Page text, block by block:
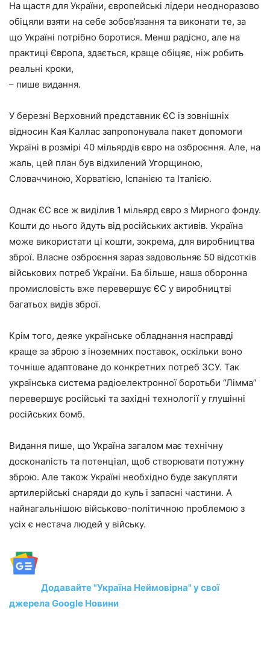
На щастя для України, європейські лідери неодноразово
обіцяли взяти на себе зобов’язання та виконати те, за
що Україні потрібно боротися. Менш радісно, ​​але на
практиці Європа, здається, краще обіцяє, ніж робить
реальні кроки,
– пише видання.
У березні Верховний представник ЄС із зовнішніх
відносин Кая Каллас запропонувала пакет допомоги
Україні в розмірі 40 мільярдів євро на озброєння. Але, на
жаль, цей план був відхилений Угорщиною,
Словаччиною, Хорватією, Іспанією та Італією.
Однак ЄС все ж виділив 1 мільярд євро з Мирного фонду.
Кошти до нього йдуть від російських активів. Україна
може використати ці кошти, зокрема, для виробництва
зброї. Власне озброєння зараз задовольняє 50 відсотків
військових потреб України. Ба більше, наша оборонна
промисловість вже перевершує ЄС у виробництві
багатьох видів зброї.
Крім того, деяке українське обладнання насправді
краще за зброю з іноземних поставок, оскільки воно
точніше адаптоване до конкретних потреб ЗСУ. Так
українська система радіоелектронної боротьби “Лімма”
перевершує російські та західні технології у глушінні
російських бомб.
Видання пише, що Україна загалом має технічну
досконалість та потенціал, щоб створювати потужну
зброю. Але також Україні необхідно буде закупляти
артилерійські снаряди до куль і запасні частини. А
найнагальнішою військово-політичною проблемою з
усіх є нестача людей у війську.
Додавайте "Україна Неймовірна" у свої
джерела Google Новини